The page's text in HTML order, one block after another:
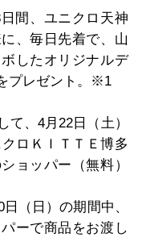
日間、ユニクロ天神
、毎日先着で、山
したオリジナルデ
レゼント。 ※1
て、4月22 日（土）
ロＫＩＴＴＥ博多
ョッパー（無料）
日（日）の期間中、
ーで商品をお渡し